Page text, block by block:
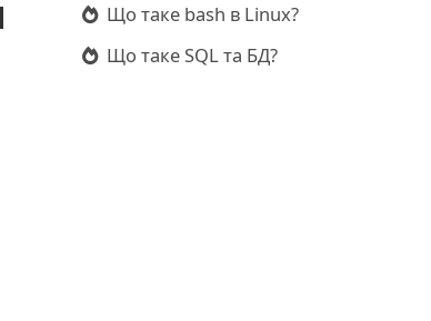
Що таке bash в Linux?
Що таке SQL та БД?